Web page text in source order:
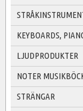
KEYBOARDS,
LJUDPRODUKTER
NOTER
STRÄNGAR